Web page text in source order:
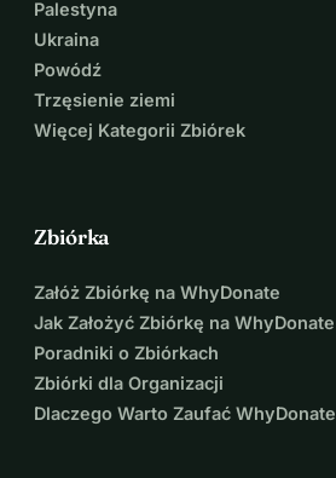
Palestyna
Ukraina
Powódź
Trzęsienie ziemi
Więcej Kategorii Zbiórek
Zbiórka
Załóż Zbiórkę na WhyDonate
Jak Założyć Zbiórkę na WhyDonate
Poradniki o Zbiórkach
Zbiórki dla Organizacji
Dlaczego Warto Zaufać WhyDonate